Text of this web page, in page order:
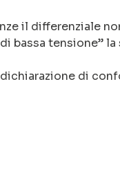
il differenziale
bassa tensione”
di